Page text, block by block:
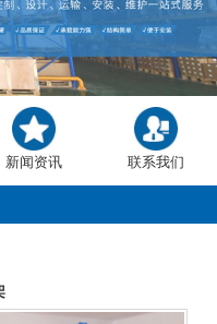
新闻资讯 联系我们